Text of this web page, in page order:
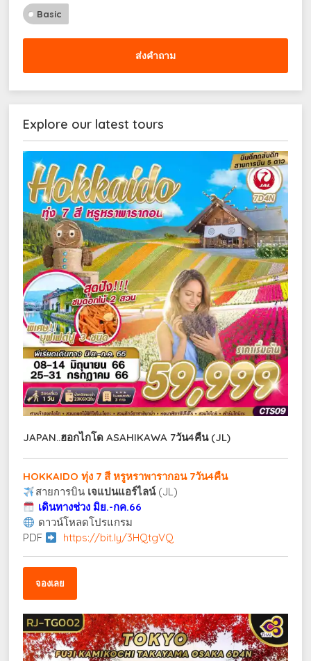
Basic
ส่งคำถาม
Explore our latest tours
JAPAN..ฮอกไกโด ASAHIKAWA 7วัน4คืน (JL)
HOKKAIDO ทุ่ง 7 สี หรูหราพารากอน 7วัน4คืน
สายการบิน เจแปนแอร์ไลน์(JL)
เดินทางช่วง มิย.-กค.66
ดาวน์โหลดโปรแกรม
PDF
https://bit.ly/3HQtgVQ
จองเลย